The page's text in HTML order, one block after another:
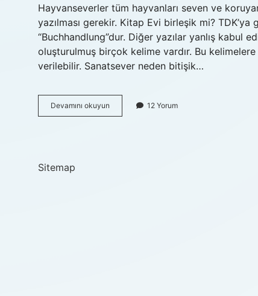
Hayvanseverler tüm hayvanları seven ve
yazılması gerekir. Kitap Evi birleşik mi?
“Buchhandlung”dur. Diğer yazılar yanlış kabul
oluşturulmuş birçok kelime vardır. Bu
verilebilir. Sanatsever neden bitişik…
Devamını okuyun Kitapsever
Neden
12 Yorum
Sitemap